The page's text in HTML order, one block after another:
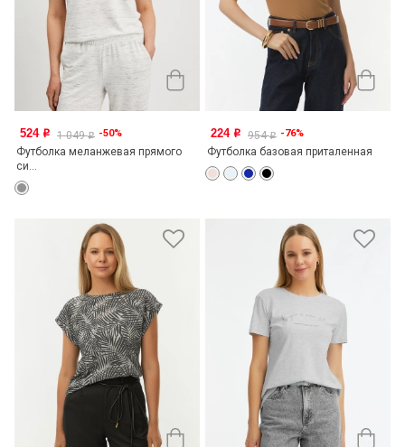
524 o 1 049o -50%
Футболка меланжевая прямого
си...
224 o 954o -76%
Футболка базовая приталенная